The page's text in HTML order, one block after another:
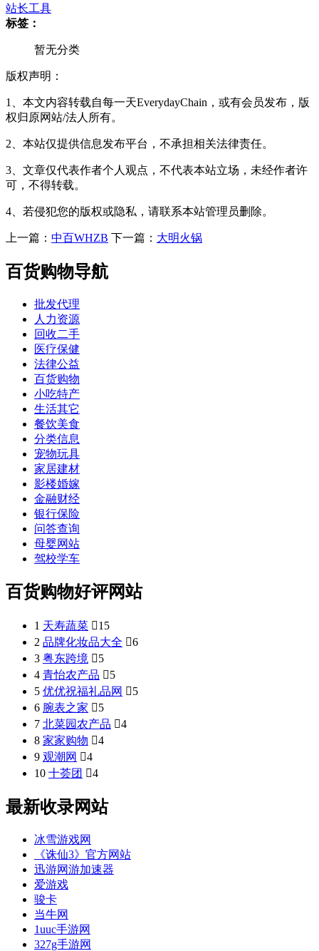
站长工具
标签：
暂无分类
版权声明：
1、本文内容转载自每一天EverydayChain，或有会员发布，版
权归原网站/法人所有。
2、本站仅提供信息发布平台，不承担相关法律责任。
3、文章仅代表作者个人观点，不代表本站立场，未经作者许
可，不得转载。
4、若侵犯您的版权或隐私，请联系本站管理员删除。
上一篇： 中百WHZB 下一篇： 大明火锅
百货购物导航
批发代理
人力资源
回收二手
医疗保健
法律公益
百货购物
小吃特产
生活其它
餐饮美食
分类信息
宠物玩具
家居建材
影楼婚嫁
金融财经
银行保险
问答查询
母婴网站
驾校学车
百货购物好评网站
1 天寿蔬菜 15
2 品牌化妆品大全 6
3 粤东跨境 5
4 青怡农产品 5
5 优优祝福礼品网 5
6 腕表之家 5
7 北菜园农产品 4
8 家家购物 4
9 观潮网 4
10 十荟团 4
最新收录网站
冰雪游戏网
《诛仙3》官方网站
迅游网游加速器
爱游戏
骏卡
当牛网
1uuc手游网
327g手游网